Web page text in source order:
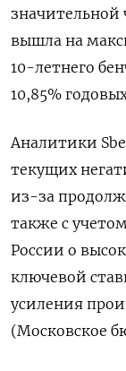
значительной
вышла на
10-летнего
10,85%
Аналитики
текущих
из-за
также с
России о
ключевой
усиления
(Московское